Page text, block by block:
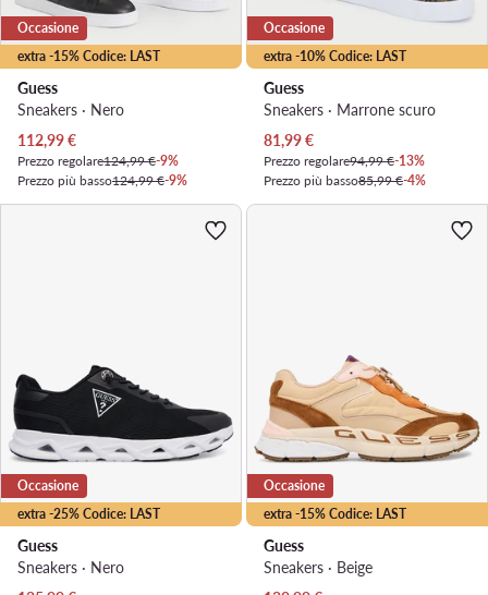
extra -15% Codice: LAST
Occasione
Guess
Sneakers · Nero
Prezzo attuale
112,99€
Prezzo regolare124,99 €-9%
Prezzo più basso124,99 €-9%
extra -10% Codice: LAST
Occasione
Guess
Sneakers · Marrone scuro
Prezzo attuale
81,99€
Prezzo regolare94,99 €-13%
Prezzo più basso85,99 €-4%
extra -25% Codice: LAST
Occasione
Guess
Sneakers · Nero
extra -15% Codice: LAST
Occasione
Guess
Sneakers · Beige